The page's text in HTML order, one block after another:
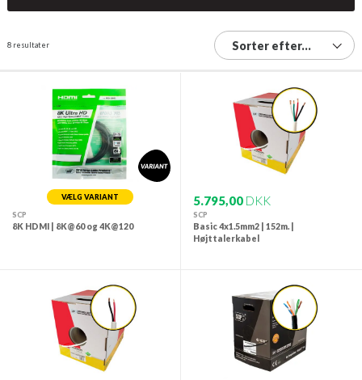
Sorter efter...
8 resultater
VÆLG VARIANT
SCP
8K HDMI | 8K@60 og 4K@120
5.795,00 DKK
SCP
Basic 4x1.5mm2 | 152m. |
Højttalerkabel